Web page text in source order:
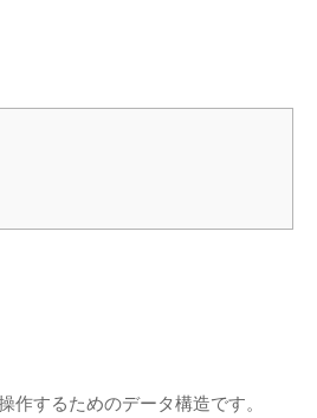
作するためのデータ構造です。